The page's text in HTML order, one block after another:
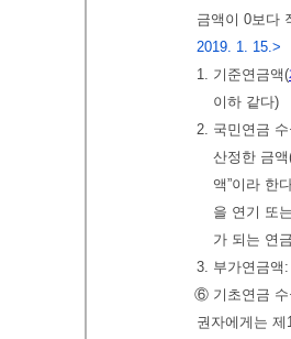
금액이 0보다
2019. 1. 15.>
1. 기준연금액(
이하 같다)
2. 국민연금
산정한 금액
액”이라 한
을 연기 또
가 되는 연
3. 부가연금액
⑥ 기초연금
권자에게는